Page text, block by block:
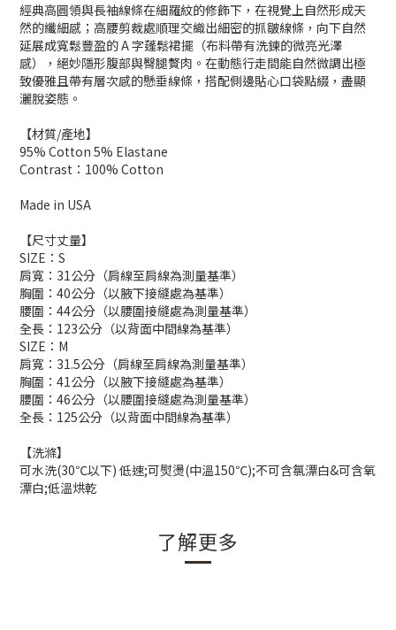
經典高圓領與長袖線條在細羅紋的修飾下，在視覺上自然形成天
然的纖細感；高腰剪裁處順理交織出細密的抓皺線條，向下自然
延展成寬鬆豐盈的 A 字蓬鬆裙擺（布料帶有洗鍊的微亮光澤
感），絕妙隱形腹部與臀腿贅肉。在動態行走間能自然微調出極
致優雅且帶有層次感的懸垂線條，搭配側邊貼心口袋點綴，盡顯
灑脫姿態。
【材質/產地】
95% Cotton 5% Elastane
Contrast：100% Cotton
Made in USA
【尺寸丈量】
SIZE：S
肩寬：31公分（肩線至肩線為測量基準）
胸圍：40公分（以腋下接縫處為基準）
腰圍：44公分（以腰圍接縫處為測量基準）
全長：123公分（以背面中間線為基準）
SIZE：M
肩寬：31.5公分（肩線至肩線為測量基準）
胸圍：41公分（以腋下接縫處為基準）
腰圍：46公分（以腰圍接縫處為測量基準）
全長：125公分（以背面中間線為基準）
【洗滌】
可水洗(30℃以下) 低速;可熨燙(中溫150℃);不可含氯漂白&可含氧
漂白;低溫烘乾
了解更多